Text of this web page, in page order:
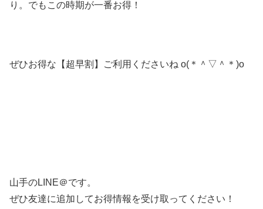
り。でもこの時期が一番お得！
ぜひお得な【超早割】ご利用くださいね o( ＊＾▽＾＊)o
山手のLINE＠です。
ぜひ友達に追加してお得情報を受け取ってください！